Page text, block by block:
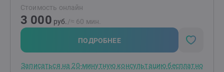
страхами, вспышками гнева, эмоциональной
чувствительностью и ранимостью, обрести
уверенность, улучшить отношения с окружающими.
Родителям: помогу разобраться в причинах
возникших трудностей и найти эффективные способы
отношения и понять своего ребенка.
Стоимость онлайн
3 000 руб. /≈ 60 мин.
ПОДРОБНЕЕ
Записаться на 20-минутную консультацию бесплатно